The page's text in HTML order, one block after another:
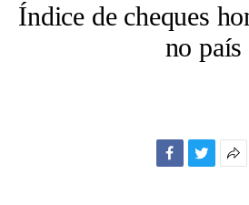
Índice de cheques
no país